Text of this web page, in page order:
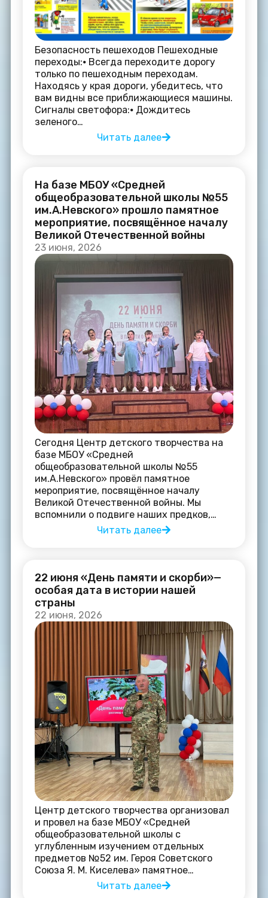
Безопасность пешеходов Пешеходные
переходы:⦁ Всегда переходите дорогу
только по пешеходным переходам.
Находясь у края дороги, убедитесь, что
вам видны все приближающиеся машины.
Сигналы светофора:⦁ Дождитесь
зеленого…
Читать далее
На базе МБОУ «Средней
общеобразовательной школы №55
им.А.Невского» прошло памятное
мероприятие, посвящённое началу
Великой Отечественной войны
23 июня, 2026
Сегодня Центр детского творчества на
базе МБОУ «Средней
общеобразовательной школы №55
им.А.Невского» провёл памятное
мероприятие, посвящённое началу
Великой Отечественной войны. Мы
вспомнили о подвиге наших предков,…
Читать далее
22 июня «День памяти и скорби»—
особая дата в истории нашей
страны
22 июня, 2026
Центр детского творчества организовал
и провел на базе МБОУ «Средней
общеобразовательной школы с
углубленным изучением отдельных
предметов №52 им. Героя Советского
Союза Я. М. Киселева» памятное…
Читать далее